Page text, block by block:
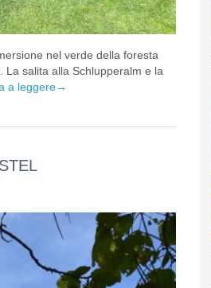
nel verde della foresta
La salita alla Schlupperalm e la
a leggere→